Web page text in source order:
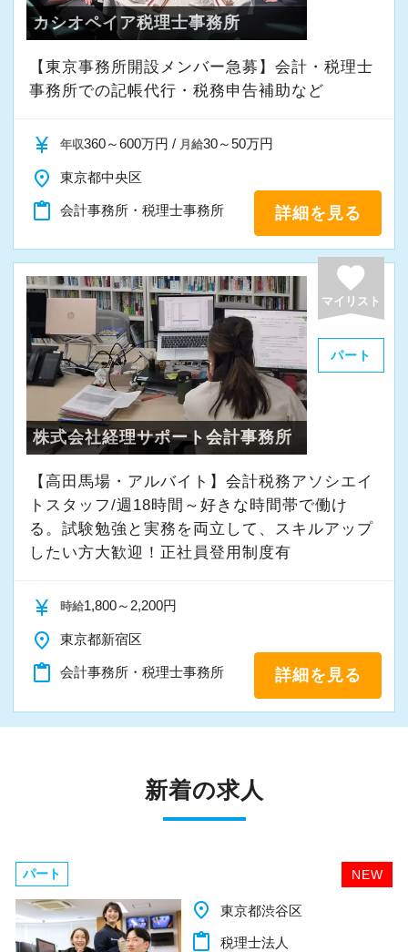
カシオペイア税理士事務所
【東京事務所開設メンバー急募】会計・税理士
事務所での記帳代行・税務申告補助など
currency_yen 年収360～600万円 / 月給30～50万円
place 東京都中央区
content_paste 会計事務所・税理士事務所 詳細を見る
favorite
マイリスト
パート
株式会社経理サポート会計事務所
【高田馬場・アルバイト】会計税務アソシエイ
トスタッフ/週18時間～好きな時間帯で働け
る。試験勉強と実務を両立して、スキルアップ
したい方大歓迎！正社員登用制度有
currency_yen 時給1,800～2,200円
place 東京都新宿区
content_paste 会計事務所・税理士事務所 詳細を見る
新着の求人
NEW
パート
place 千葉県柏市
content_paste 税理士法人